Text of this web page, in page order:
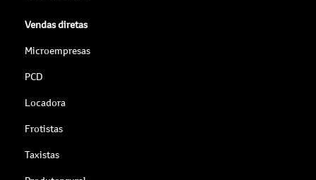
Vendas diretas
Microempresas
PCD
Locadora
Frotistas
Taxistas